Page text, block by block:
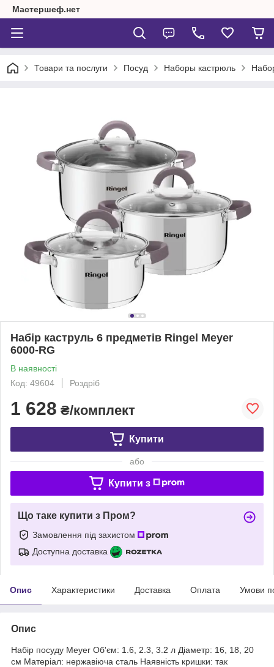
Мастершеф.нет
Товари та послуги Посуд Наборы кастрюль
Набір каструль 6 предметів Ringel Meyer
6000-RG
В наявності
Код: 49604
Роздріб
1 628 ₴/комплект
Купити
або
Купити з
Що таке купити з Пром?
Замовлення під захистом
Доступна доставка
Опис Характеристики Доставка Оплата Умови
Опис
Набір посуду Meyer Об'єм: 1.6, 2.3, 3.2 л Діаметр: 16, 18, 20
см Матеріал: нержавіюча сталь Наявність кришки: так